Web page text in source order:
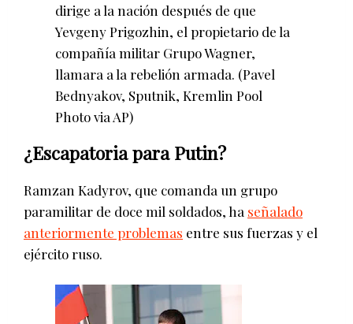
dirige a la nación después de que
Yevgeny Prigozhin, el propietario de la
compañía militar Grupo Wagner,
llamara a la rebelión armada. (Pavel
Bednyakov, Sputnik, Kremlin Pool
Photo via AP)
¿Escapatoria para Putin?
Ramzan Kadyrov, que comanda un grupo
paramilitar de doce mil soldados, ha señalado
anteriormente problemas entre sus fuerzas y el
ejército ruso.